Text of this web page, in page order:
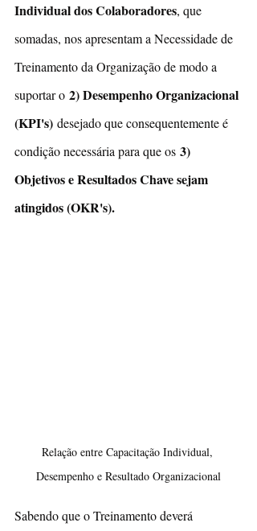
Individual dos Colaboradores, que
somadas, nos apresentam a Necessidade de
Treinamento da Organização de modo a
suportar o 2) Desempenho Organizacional
(KPI's) desejado que consequentemente é
condição necessária para que os 3)
Objetivos e Resultados Chave sejam
atingidos (OKR's).
Relação entre Capacitação Individual,
Desempenho e Resultado Organizacional
Sabendo que o Treinamento deverá